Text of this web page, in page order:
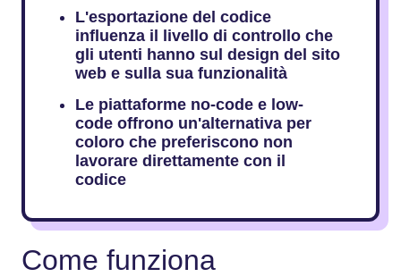
L'esportazione del codice
influenza il livello di controllo che
gli utenti hanno sul design del sito
web e sulla sua funzionalità
Le piattaforme no-code e low-
code offrono un'alternativa per
coloro che preferiscono non
lavorare direttamente con il
codice
Come funziona